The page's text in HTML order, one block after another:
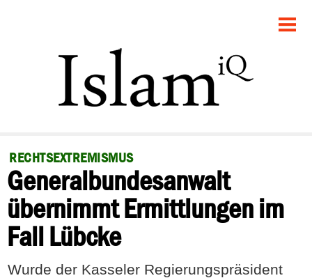
POLITIK
GESELLSCHAFT
RECHT
FEUILLETON
DEBATTE
RECHTSEXTREMISMUS
Generalbundesanwalt
übernimmt Ermittlungen im
Fall Lübcke
Wurde der Kasseler Regierungspräsident